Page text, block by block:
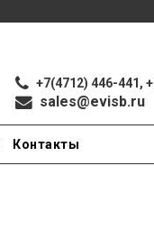
+7(4712) 446-441,
sales@evisb.ru
Контакты